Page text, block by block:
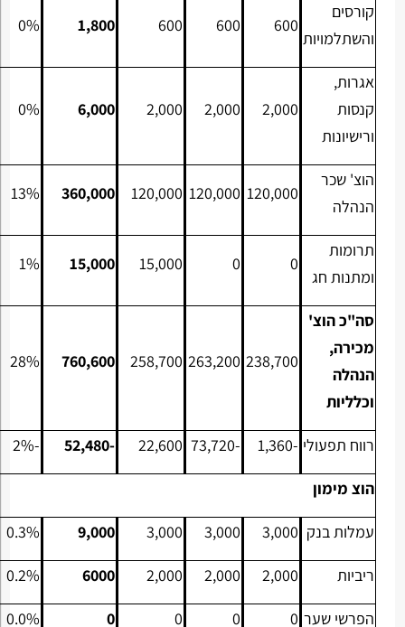
קורסים
והשתלמויות
600
600
600
1,800
0%
אגרות,
קנסות
ורישיונות
2,000
2,000
2,000
6,000
0%
הוצ' שכר
הנהלה
120,000
120,000
120,000
360,000
13%
תרומות
ומתנות חג
0
0
15,000
15,000
1%
סה"כ הוצ'
מכירה,
הנהלה
וכלליות
238,700
263,200
258,700
760,600
28%
רווח תפעולי -1,360
-73,720
22,600
-52,480
-2%
הוצ מימון
עמלות בנק 3,000
3,000
3,000
9,000
0.3%
ריביות 2,000
2,000
2,000
6000
0.2%
הפרשי שער 0
0
0
0
0.0%